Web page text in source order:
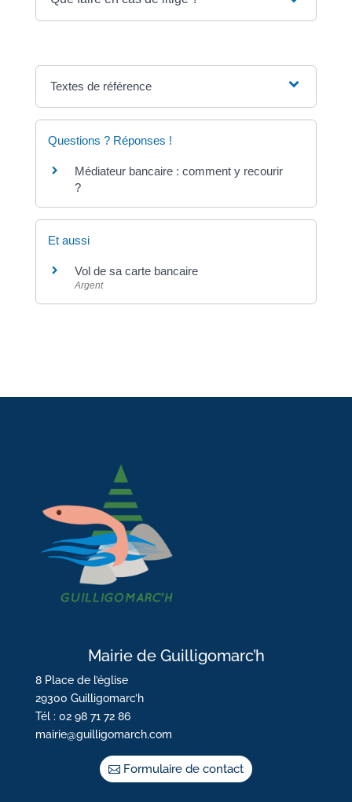
Textes de référence
Questions ? Réponses !
Médiateur bancaire : comment y recourir
?
Et aussi
Vol de sa carte bancaire
Argent
Mairie de Guilligomarc’h
8 Place de l’église
29300 Guilligomarc’h
Tél : 02 98 71 72 86
mairie@guilligomarch.com
Formulaire de contact